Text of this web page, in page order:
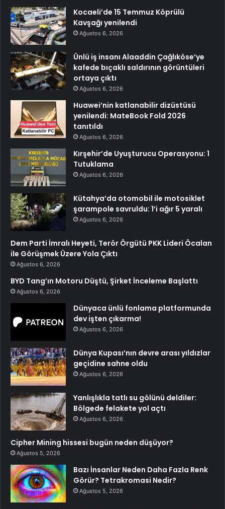
Kocaeli’de 15 Temmuz Köprülü
Kavşağı yenilendi
Ağustos 6, 2026
Ünlü iş insanı Alaaddin Çağlıköse’ye
kafede bıçaklı saldırının görüntüleri
ortaya çıktı
Ağustos 6, 2026
Huawei’nin katlanabilir dizüstüsü
yenilendi: MateBook Fold 2026
tanıtıldı
Ağustos 6, 2026
Kırşehir’de Uyuşturucu Operasyonu: 1
Tutuklama
Ağustos 6, 2026
Kütahya’da otomobil ile motosiklet
şarampole savruldu: 1’i ağır 5 yaralı
Ağustos 6, 2026
Dem Parti İmralı Heyeti, Terör Örgütü PKK Lideri Öcalan
ile Görüşmek Üzere Yola Çıktı
Ağustos 6, 2026
BYD Tang’ın Motoru Düştü, Şirket İnceleme Başlattı
Ağustos 6, 2026
Dünyaca ünlü fonlama platformunda
dev işten çıkarma!
Ağustos 6, 2026
Dünya Kupası’nın devre arası yıldızlar
geçidine sahne oldu
Ağustos 6, 2026
Yanlışlıkla tatlı su gölünü deldiler:
Bölgede felakete yol açtı
Ağustos 6, 2026
Cipher Mining hissesi bugün neden düşüyor?
Ağustos 5, 2026
Bazı İnsanlar Neden Daha Fazla Renk
Görür? Tetrakromasi Nedir?
Ağustos 5, 2026